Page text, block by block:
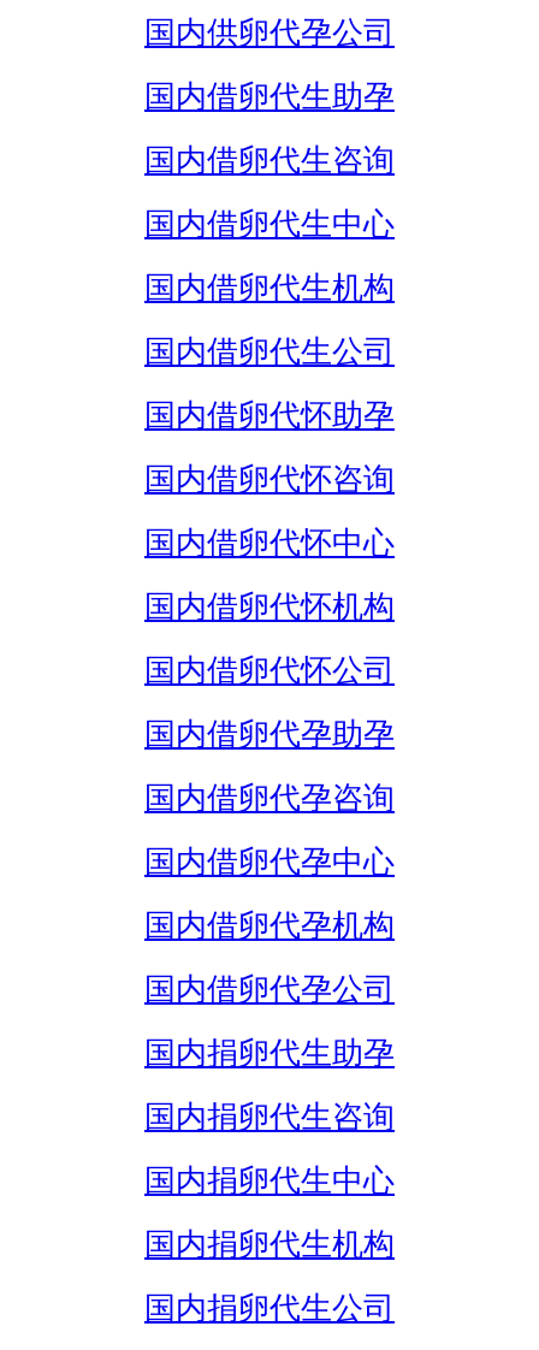
国内供卵代孕公司
国内借卵代生助孕
国内借卵代生咨询
国内借卵代生中心
国内借卵代生机构
国内借卵代生公司
国内借卵代怀助孕
国内借卵代怀咨询
国内借卵代怀中心
国内借卵代怀机构
国内借卵代怀公司
国内借卵代孕助孕
国内借卵代孕咨询
国内借卵代孕中心
国内借卵代孕机构
国内借卵代孕公司
国内捐卵代生助孕
国内捐卵代生咨询
国内捐卵代生中心
国内捐卵代生机构
国内捐卵代生公司